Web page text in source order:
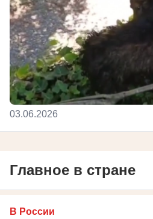
03.06.2026
Главное в стране
В России